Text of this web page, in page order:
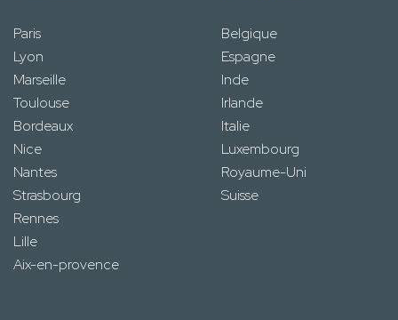
Paris
Lyon
Marseille
Toulouse
Bordeaux
Nice
Nantes
Strasbourg
Rennes
Lille
Aix-en-provence
Belgique
Espagne
Inde
Irlande
Italie
Luxembourg
Royaume-Uni
Suisse